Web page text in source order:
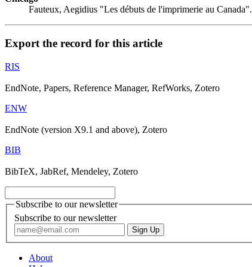
Fauteux, Aegidius "Les débuts de l'imprimerie au Canada".
Export the record for this article
RIS
EndNote, Papers, Reference Manager, RefWorks, Zotero
ENW
EndNote (version X9.1 and above), Zotero
BIB
BibTeX, JabRef, Mendeley, Zotero
Subscribe to our newsletter
Subscribe to our newsletter
About